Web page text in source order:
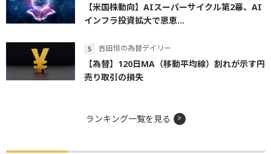
【米国株動向】AIスーパーサイクル第2幕、AI
インフラ投資拡大で恩恵...
吉田恒の為替デイリー
【為替】120日MA（移動平均線）割れが示す円
売り取引の損失
ランキング一覧を見る